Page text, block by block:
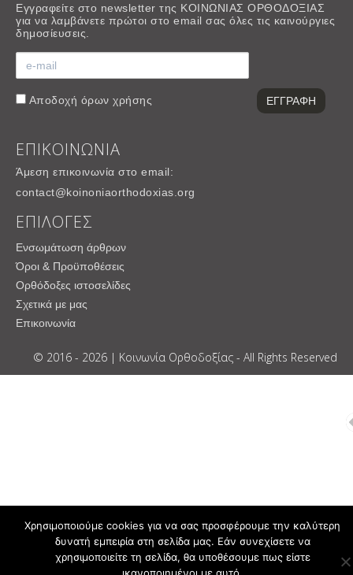
Εγγραφείτε στο newsletter της ΚΟΙΝΩΝΙΑΣ ΟΡΘΟΔΟΞΙΑΣ
για να λαμβάνετε πρώτοι στο email σας όλες τις καινούργιες
δημοσίευσεις.
Αποδοχή όρων χρήσης
ΕΠΙΚΟΙΝΩΝΙΑ
Άμεση επικοινωνία στο email:
contact@koinoniaorthodoxias.org
ΕΠΙΛΟΓΕΣ
Ενσωμάτωση άρθρων
Όροι & Προϋποθέσεις
Ορθόδοξες ιστοσελίδες
Σχετικά με μας
Επικοινωνία
© 2016 - 2026 | Κοινωνία Ορθοδοξίας - All Rights Reserved
Χρησιμοποιούμε cookies για να σας προσφέρουμε την καλύτερη
δυνατή εμπειρία στη σελίδα μας. Εάν συνεχίσετε να
χρησιμοποιείτε τη σελίδα, θα υποθέσουμε πως είστε